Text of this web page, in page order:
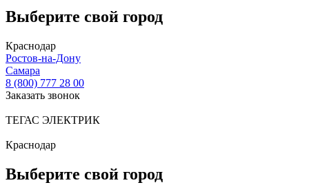
Выберите свой город
Краснодар
Ростов-на-Дону
Самара
8 (800) 777 28 00
Заказать звонок
ТЕГАС ЭЛЕКТРИК
Краснодар
Выберите свой город